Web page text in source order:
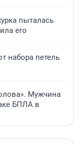
пыталась
его
набора петель
Мужчина
БПЛА в